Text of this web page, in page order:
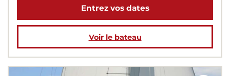
Entrez vos dates
Voir le bateau